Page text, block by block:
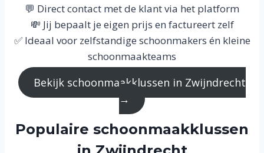
💬 Direct contact met de klant via het platform
💸 Jij bepaalt je eigen prijs en factureert zelf
✅ Ideaal voor zelfstandige schoonmakers én kleine
schoonmaakteams
Bekijk schoonmaakklussen in Zwijndrecht
→
Populaire schoonmaakklussen